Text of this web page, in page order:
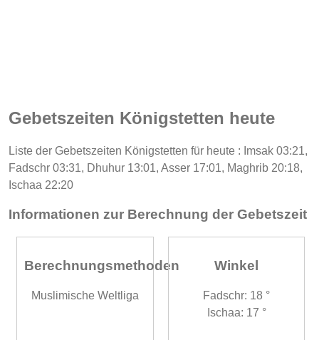
Gebetszeiten Königstetten heute
Liste der Gebetszeiten Königstetten für heute : Imsak 03:21,
Fadschr 03:31, Dhuhur 13:01, Asser 17:01, Maghrib 20:18,
Ischaa 22:20
Informationen zur Berechnung der Gebetszeit
Berechnungsmethoden
Muslimische Weltliga
Winkel
Fadschr: 18 °
Ischaa: 17 °